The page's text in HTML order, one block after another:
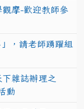
摩-歡迎教師參
，請老師踴躍組
雜誌辦理之
動